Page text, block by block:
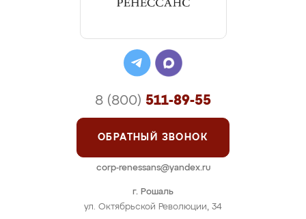
г. Рошаль
ул. Октябрьской Революции, 34
8 (800) 511-89-55
ОБРАТНЫЙ ЗВОНОК
corp-renessans@yandex.ru